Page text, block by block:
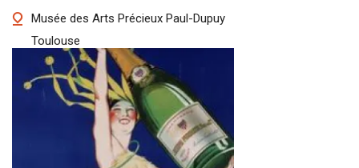
Musée des Arts Précieux Paul-Dupuy
Toulouse